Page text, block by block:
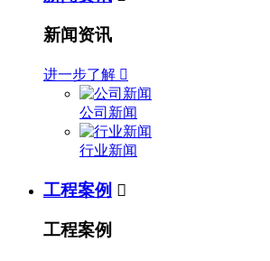
新闻资讯
进一步了解 
公司新闻
行业新闻
工程案例 
工程案例